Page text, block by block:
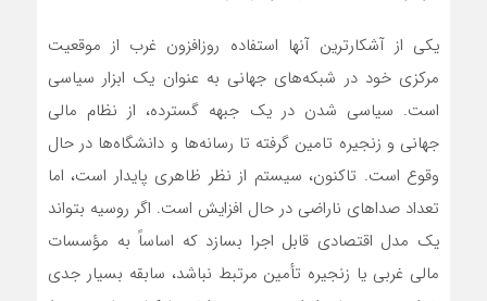
یکی از آشکارترین آنها استفاده روزافزون غرب از موقعیت
مرکزی خود در شبکه‌های جهانی به عنوان یک ابزار سیاسی
است. سیاسی شدن در یک جبهه گسترده، از نظام مالی
جهانی و زنجیره تامین گرفته تا رسانه‌ها و دانشگاه‌ها در حال
وقوع است. تاکنون، سیستم از نظر ظاهری پایدار است، اما
تعداد صداهای ناراضی در حال افزایش است. اگر روسیه بتواند
یک مدل اقتصادی قابل اجرا بسازد که اساساً به مؤسسات
مالی غربی یا زنجیره تأمین مرتبط نباشد، سابقه بسیار جدی